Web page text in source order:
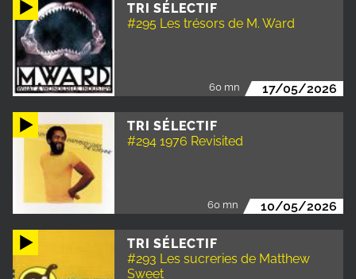
TRI SÉLECTIF
#295 Les trésors de M. Ward
60 mn 17/05/2026
TRI SÉLECTIF
#294 1976 Revisited
60 mn 10/05/2026
TRI SÉLECTIF
#293 Les sucreries de Matthew
Sweet